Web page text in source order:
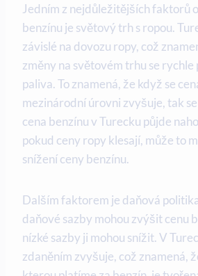
Jedním z nejdůležitějších faktorů
benzínu je světový trh s ropou.
závislé na dovozu ropy, což
změny na světovém trhu se rychle
paliva. To znamená, že když se
mezinárodní úrovni zvyšuje, tak
cena benzínu v Turecku půjde
pokud ceny ropy klesají, může to
snížení ceny benzínu.
Dalším faktorem je daňová
daňové sazby mohou zvýšit cenu
nízké sazby ji mohou snížit. V
zdaněním zvyšuje, což znamená,